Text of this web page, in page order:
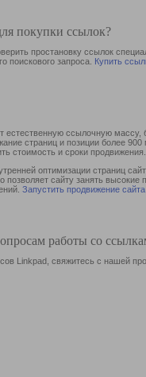
покупки ссылок?
простановку ссылок
поискового запроса. Купить
ссылочную
страниц и позиции более
стоимость и сроки продвижения.
оптимизации страниц
сайту занять
Запустить продвижение сайта
работы со
Linkpad, свяжитесь с нашей